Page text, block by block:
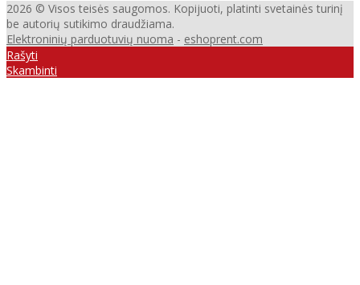
2026 © Visos teisės saugomos. Kopijuoti, platinti svetainės turinį
be autorių sutikimo draudžiama.
Elektroninių parduotuvių nuoma - eshoprent.com
Rašyti
Skambinti